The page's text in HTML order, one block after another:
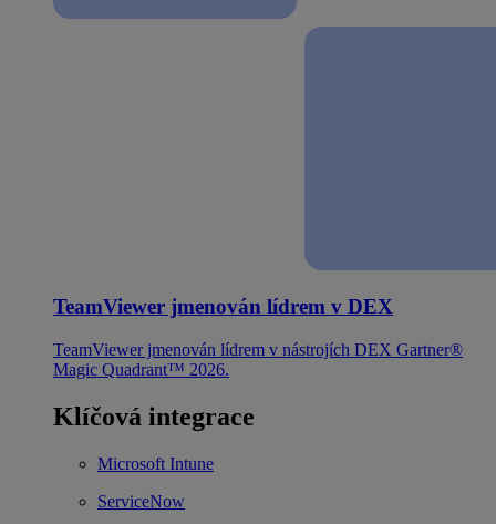
TeamViewer jmenován lídrem v DEX
TeamViewer jmenován lídrem v nástrojích DEX Gartner®
Magic Quadrant™ 2026.
Klíčová integrace
Microsoft Intune
ServiceNow